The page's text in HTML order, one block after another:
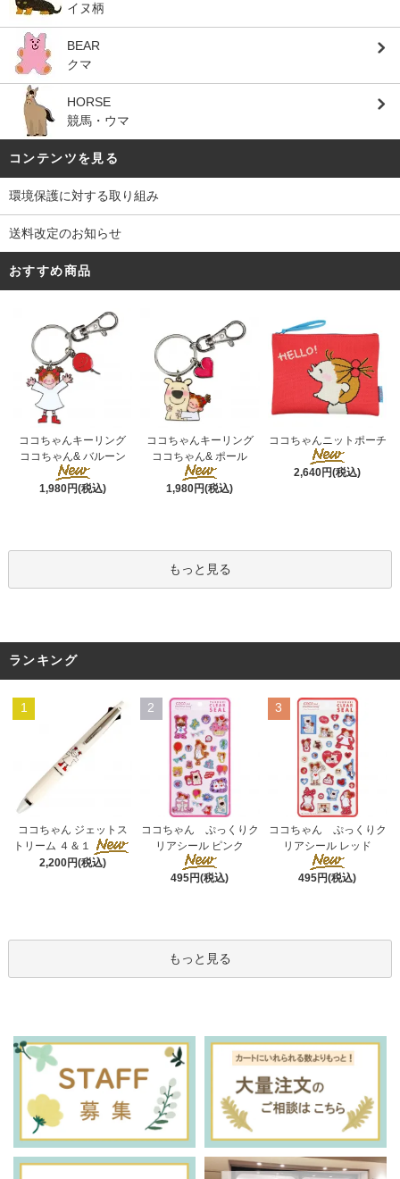
イヌ柄
BEAR
クマ
HORSE
競馬・ウマ
コンテンツを見る
環境保護に対する取り組み
送料改定のお知らせ
おすすめ商品
ココちゃんキーリング
ココちゃん& バルーン
1,980円(税込)
ココちゃんキーリング
ココちゃん& ポール
1,980円(税込)
ココちゃんニットポーチ
2,640円(税込)
もっと見る
ランキング
1
ココちゃん ジェットス
トリーム ４＆１
2,200円(税込)
2
ココちゃん ぷっくりク
リアシール ピンク
495円(税込)
3
ココちゃん ぷっくりク
リアシール レッド
495円(税込)
もっと見る